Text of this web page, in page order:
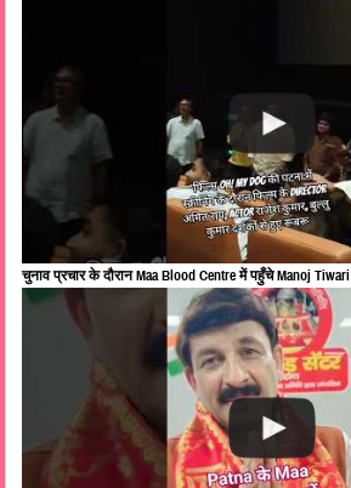
चुनाव प्रचार के दौरान Maa Blood Centre में पहुँचे Manoj Tiwari